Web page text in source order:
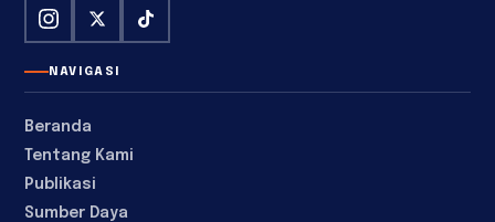
NAVIGASI
Beranda
Tentang Kami
Publikasi
Sumber Daya